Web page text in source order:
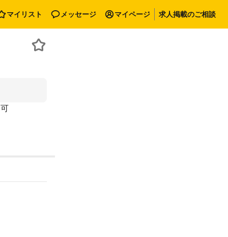
マイリスト メッセージ マイページ 求人掲載のご相談